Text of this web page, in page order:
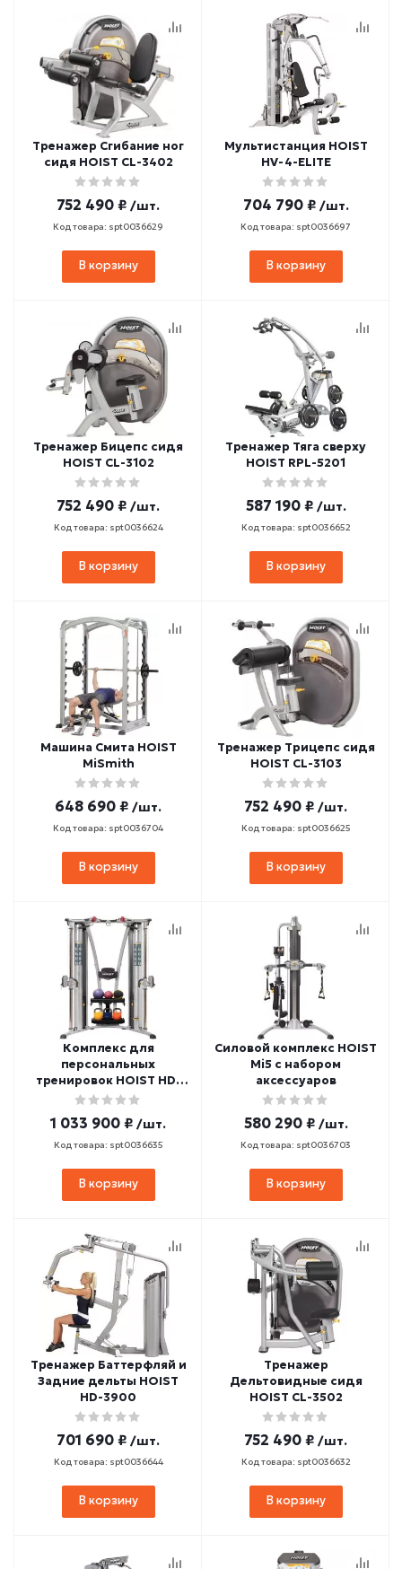
Тренажер Сгибание ног
сидя HOIST CL-3402
752 490 ₽ /шт.
Код товара: spt0036629
В корзину
Мультистанция HOIST
HV-4-ELITE
704 790 ₽ /шт.
Код товара: spt0036697
В корзину
Тренажер Бицепс сидя
HOIST CL-3102
752 490 ₽ /шт.
Код товара: spt0036624
В корзину
Тренажер Тяга сверху
HOIST RPL-5201
587 190 ₽ /шт.
Код товара: spt0036652
В корзину
Машина Смита HOIST
MiSmith
648 690 ₽ /шт.
Код товара: spt0036704
В корзину
Тренажер Трицепс сидя
HOIST CL-3103
752 490 ₽ /шт.
Код товара: spt0036625
В корзину
Комплекс для
персональных
тренировок HOIST HD-
3000
1 033 900 ₽ /шт.
Код товара: spt0036635
В корзину
Силовой комплекс HOIST
Mi5 с набором
аксессуаров
580 290 ₽ /шт.
Код товара: spt0036703
В корзину
Тренажер Баттерфляй и
Задние дельты HOIST
HD-3900
701 690 ₽ /шт.
Код товара: spt0036644
В корзину
Тренажер
Дельтовидные сидя
HOIST CL-3502
752 490 ₽ /шт.
Код товара: spt0036632
В корзину